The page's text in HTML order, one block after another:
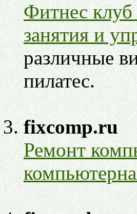
Фитнес клуб
занятия и
различные
пилатес.
fixcomp.ru
Ремонт